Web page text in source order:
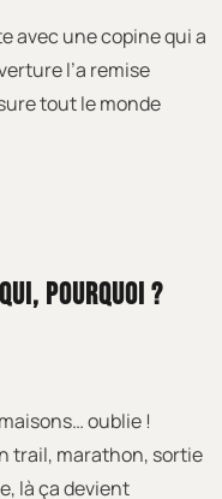
avec une copine qui a
l’a remise
tout le monde
POURQUOI ?
oublie !
trail, marathon, sortie
là ça devient